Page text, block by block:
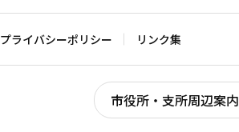
プライバシーポリシー リンク集
市役所・支所周辺案内